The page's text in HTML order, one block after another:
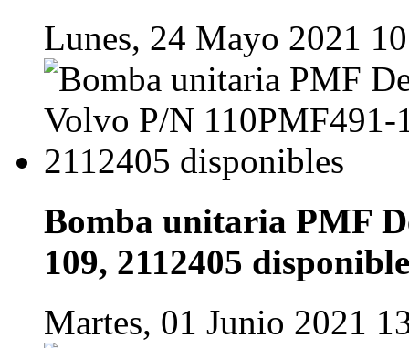
Lunes, 24 Mayo 2021
Bomba unitaria PMF
109, 2112405
Martes, 01 Junio 2021